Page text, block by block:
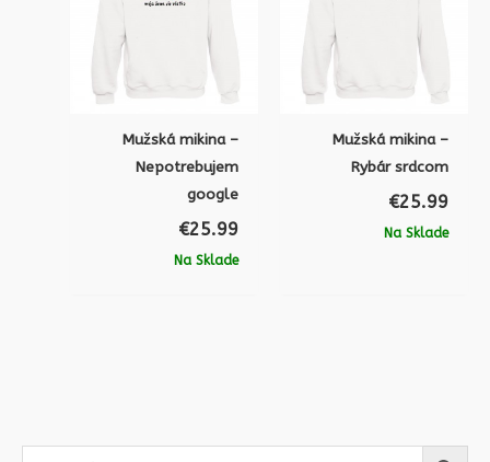
Mužská mikina –
Nepotrebujem
google
€25.99
Na Sklade
Mužská mikina –
Rybár srdcom
€25.99
Na Sklade